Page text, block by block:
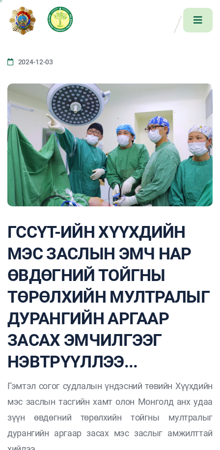
2024-12-03
ГССҮТ-ИЙН ХҮҮХДИЙН
МЭС ЗАСЛЫН ЭМЧ НАР
ӨВДӨГНИЙ ТОЙГНЫ
ТӨРӨЛХИЙН МУЛТРАЛЫГ
ДУРАНГИЙН АРГААР
ЗАСАХ ЭМЧИЛГЭЭГ
НЭВТРҮҮЛЛЭЭ...
Гэмтэл согог судлалын үндэсний төвийн Хүүхдийн
мэс заслын тасгийн хамт олон Монголд анх удаа
зүүн өвдөгний төрөлхийн тойгны мултралыг
дурангийн аргаар засах мэс заслыг амжилттай